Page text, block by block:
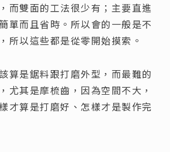
而雙面的工法很少有；主要直進
單而且省時。所以會的一般是不
所以這些都是從零開始摸索。
算是鋸料跟打磨外型，而最難的
尤其是摩梳齒，因為空間不大，
才算是打磨好、怎樣才是製作完